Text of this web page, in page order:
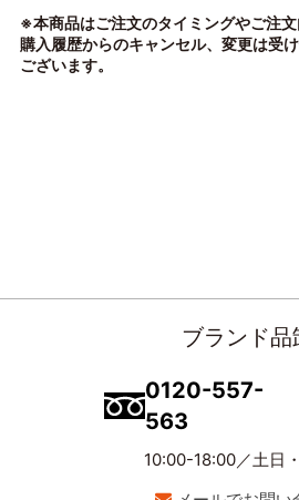
※本商品はご注文のタイミングやご注文
購入履歴からのキャンセル、変更は受
ございます。
ブランド品
0120-557-
563
10:00-18:00／土日